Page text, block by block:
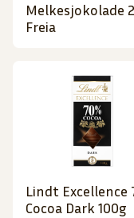
Melkesjokolade
Freia
Lindt Excellence
Cocoa Dark 100g